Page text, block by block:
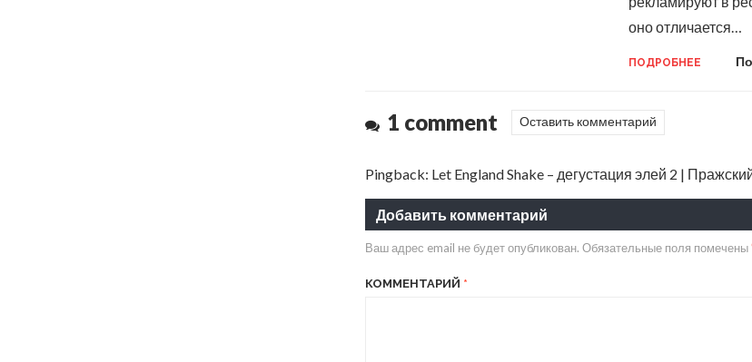
оно отличается…
ПОДРОБНЕЕ
1 comment Оставить комментарий
Pingback: Let England Shake – дегустация элей 2 |
Добавить комментарий
Ваш адрес email не будет опубликован. Обязательные поля помечены
КОММЕНТАРИЙ *